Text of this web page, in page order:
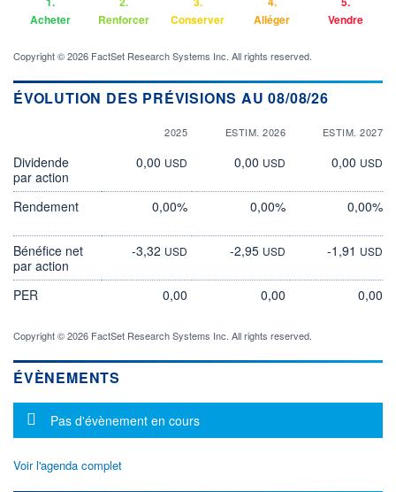
Acheter
Renforcer
Conserver
Alléger
Vendre
Copyright © 2026 FactSet Research Systems Inc. All rights reserved.
ÉVOLUTION DES PRÉVISIONS AU 08/08/26
2025 ESTIM. 2026 ESTIM. 2027
Dividende
par action
0,00 USD 0,00 USD 0,00 USD
Rendement 0,00% 0,00% 0,00%
Bénéfice net
par action
-3,32 USD -2,95 USD -1,91 USD
PER 0,00 0,00 0,00
Copyright © 2026 FactSet Research Systems Inc. All rights reserved.
ÉVÈNEMENTS
Message d'information
Pas d'évènement en cours
Voir l'agenda complet